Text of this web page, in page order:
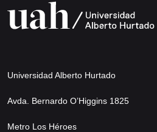
Universidad Alberto Hurtado
Avda. Bernardo O’Higgins 1825
Metro Los Héroes